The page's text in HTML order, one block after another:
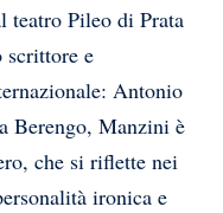
teatro Pileo di Prata
scrittore e
Antonio
Berengo, Manzini è
che si riflette nei
ironica e